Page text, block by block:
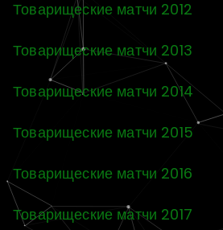
Товарищеские матчи 2012
Товарищеские матчи 2013
Товарищеские матчи 2014
Товарищеские матчи 2015
Товарищеские матчи 2016
Товарищеские матчи 2017